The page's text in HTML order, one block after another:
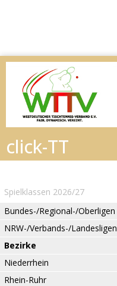
Spielklassen 2026/27
Bundes-/Regional-/Oberligen
NRW-/Verbands-/Landesligen
Bezirke
Niederrhein
Rhein-Ruhr